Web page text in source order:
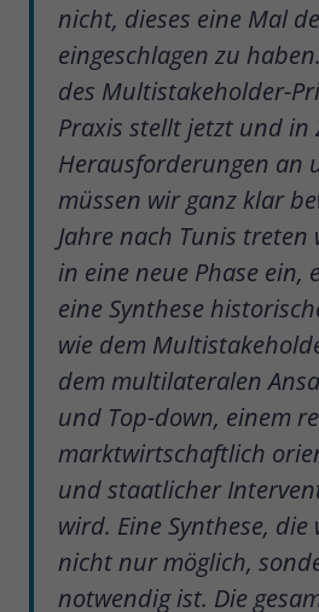
nicht, dieses eine Mal
eingeschlagen zu
des Multistakeholder-
Praxis stellt jetzt und in
Herausforderungen an
müssen wir ganz klar
Jahre nach Tunis
in eine neue Phase ein,
eine Synthese
wie dem
dem multilateralen
und Top-down, einem
marktwirtschaftlich
und staatlicher
wird. Eine Synthese, die
nicht nur möglich,
notwendig ist. Die